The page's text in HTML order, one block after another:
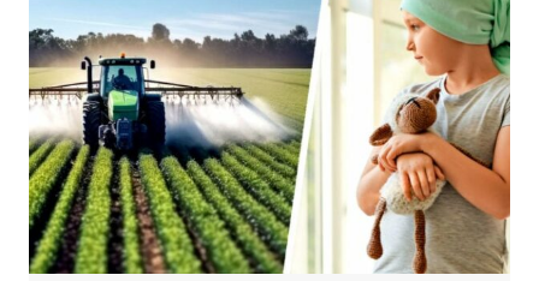
MATSMÄLTNINGEN
OCH
VARA
BIOLOGISKT
AKTIVA
I
MÄNNISKOR
ELLER
DJUR
SOM
ÄTIT